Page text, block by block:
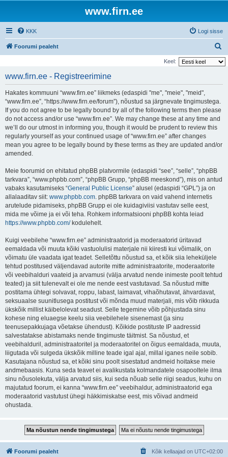
www.firn.ee
KKK Logi sisse
Foorumi pealeht
t
Keel:
www.firn.ee - Registreerimine
Hakates kommuuni “www.firn.ee” liikmeks (edaspidi "me", "meie", "meid",
“www.firn.ee”, “https://www.firn.ee/forum”), nõustud sa järgnevate tingimustega.
If you do not agree to be legally bound by all of the following terms then please
do not access and/or use “www.firn.ee”. We may change these at any time and
we’ll do our utmost in informing you, though it would be prudent to review this
regularly yourself as your continued usage of “www.firn.ee” after changes
mean you agree to be legally bound by these terms as they are updated and/or
amended.
Meie foorumid on ehitatud phpBB platvormile (edaspidi “see”, “selle”, “phpBB
tarkvara”, “www.phpbb.com”, “phpBB Grupp, “phpBB meeskond”), mis on antud
vabaks kasutamiseks “General Public License” alusel (edaspidi “GPL”) ja on
allalaaditav siit: www.phpbb.com. phpBB tarkvara on vaid vahend internetis
arutelude pidamiseks, phpBB Grupp ei ole kuidagiviisi vastutav selle eest,
mida me võime ja ei või teha. Rohkem informatsiooni phpBB kohta leiad
https://www.phpbb.com/kodulehelt.
Kuigi veebilehe “www.firn.ee” administraatorid ja moderaatorid üritavad
eemaldada või muuta kõiki vastuolulisi materjale nii kiiresti kui võimalik, on
võimatu üle vaadata igat teadet. Selletõttu nõustud sa, et kõik siia leheküljele
tehtud postitused väljendavad autorite mitte administraatorite, moderaatorite
või veebihalduri vaateid ja arvamusi (välja arvatud nende inimeste poolt tehtud
teated) ja siit tulenevalt ei ole me nende eest vastutavad. Sa nõustud mitte
postitama ühtegi solvavat, roppu, labast, laimavat, vihaõhutavat, ähvardavat,
seksuaalse suunitlusega postitust või mõnda muud materjali, mis võib rikkuda
ükskõik millist käibelolevat seadust. Selle tegemine võib põhjustada sinu
kohese ning eluaegse keelu siia veebilehele sisenemast (ja sinu
teenusepakkujaga võetakse ühendust). Kõikide postituste IP aadressid
salvestatakse abistamaks nende tingimuste täitmist. Sa nõustud, et
veebihalduril, administraatoritel ja moderaatoritel on õigus eemaldada, muuta,
liigutada või sulgeda ükskõik milline teade igal ajal, millal iganes neile sobib.
Kasutajana nõustud sa, et kõiki sinu poolt sisestatud andmeid hoitakse meie
andmebaasis. Kuna seda teavet ei avalikustata kolmandatele osapooltele ilma
sinu nõusolekuta, välja arvatud siis, kui seda nõuab selle riigi seadus, kuhu on
majutatud foorum, ei kanna “www.firn.ee” veebihaldur, administraatorid ega
moderaatorid vastutust ühegi häkkimiskatse eest, mis võivad andmeid
ohustada.
Foorumi pealeht Kõik kellaajad on UTC+02:00